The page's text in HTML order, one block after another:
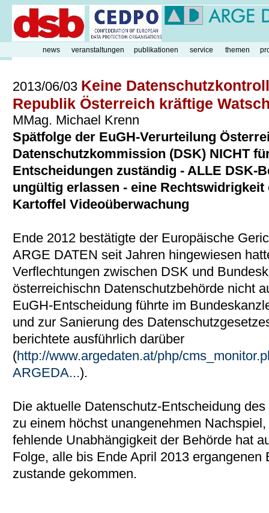
2013/06/03 Keine
Republik Österreich kräftige
MMag. Michael Krenn
Spätfolge der EuGH-Verurteilung
Datenschutzkommission (DSK) NICHT
Entscheidungen zuständig - ALLE DSK-
ungültig erlassen - eine Rechtswidrigkeit
Kartoffel Videoüberwachung
Ende 2012 bestätigte der Europäische
ARGE DATEN seit Jahren hingewiesen
Verflechtungen zwischen DSK und
österreichischn Datenschutzbehörde nicht
EuGH-Entscheidung führte im
und zur Sanierung des
berichtete ausführlich darüber
(http://www.argedaten.at/php/
ARGEDA...).
Die aktuelle Datenschutz-Entscheidung
zu einem höchst unangenehmen
fehlende Unabhängigkeit der Behörde hat
Folge, alle bis Ende April 2013
zustande gekommen.
news veranstaltungen publikationen service themen